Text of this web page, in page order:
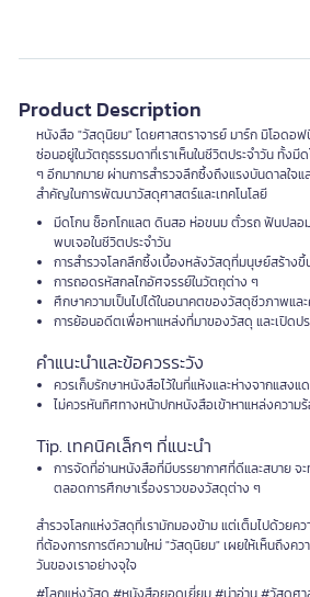
Product Description
หนังสือ "วัสดุนิยม" โดยศาสตราจารย์ มาร์ก มิโอดอ
ซ่อนอยู่ในวัตถุธรรมดาที่เราเห็นในชีวิตประจำวัน ทั้ง
ๆ อีกมากมาย ผ่านการสำรวจลึกซึ้งถึงแรงบันดาลใจแ
สำคัญในการพัฒนาวัสดุศาสตร์และเทคโนโลยี
มีดโกน ช็อกโกแลต ดินสอ ห่อขนม ตั๋วรถ ฟันปลอ
พบเจอในชีวิตประจำวัน
การสำรวจโลกลึกซึ้งเบื้องหลังวัสดุที่มนุษย์สร้างขึ้
การถอดรหัสกลไกอัศจรรย์ในวัตถุต่าง ๆ
ศึกษาความเป็นไปได้ในอนาคตของวัสดุชีวภาพแ
การย้อนอดีตเพื่อหาแหล่งที่มาของวัสดุ และเปิดป
คำแนะนำและข้อควรระวัง
ควรเก็บรักษาหนังสือไว้ในที่แห้งและห่างจากแสงแ
ไม่ควรหันทิศทางหน้าปกหนังสือเข้าหาแหล่งความ
Tip. เทคนิคเล็กๆ ที่แนะนำ
การจัดที่อ่านหนังสือที่มีบรรยากาศที่ดีและสบาย จะ
ตลอดการศึกษาเรื่องราวของวัสดุต่าง ๆ
สำรวจโลกแห่งวัสดุที่เรามักมองข้าม แต่เต็มไปด้วยคว
ที่ต้องการการตีความใหม่ "วัสดุนิยม" เผยให้เห็นถึงค
วันของเราอย่างจุใจ